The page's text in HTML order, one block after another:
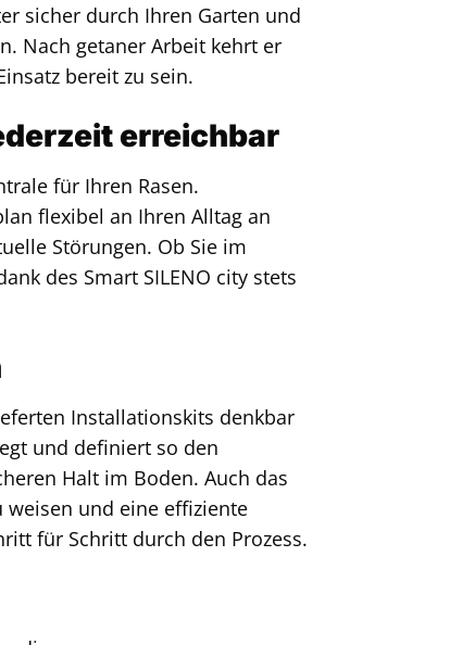
sicher durch Ihren Garten und
Nach getaner Arbeit kehrt er
bereit zu sein.
erreichbar
für Ihren Rasen.
flexibel an Ihren Alltag an
Störungen. Ob Sie im
des Smart SILENO city stets
Installationskits denkbar
und definiert so den
Halt im Boden. Auch das
weisen und eine effiziente
für Schritt durch den Prozess.